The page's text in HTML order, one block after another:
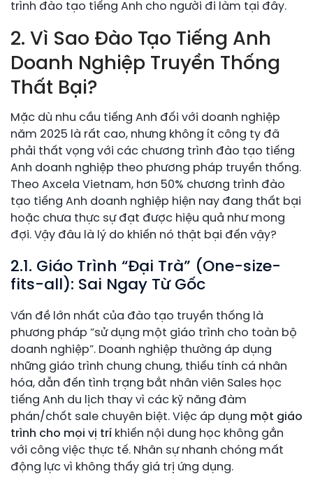
trình đào tạo tiếng Anh cho người đi làm tại đây.
2. Vì Sao Đào Tạo Tiếng Anh
Doanh Nghiệp Truyền Thống
Thất Bại?
Mặc dù nhu cầu tiếng Anh đối với doanh nghiệp
năm 2025 là rất cao, nhưng không ít công ty đã
phải thất vọng với các chương trình đào tạo tiếng
Anh doanh nghiệp theo phương pháp truyền thống.
Theo Axcela Vietnam, hơn 50% chương trình đào
tạo tiếng Anh doanh nghiệp hiện nay đang thất bại
hoặc chưa thực sự đạt được hiệu quả như mong
đợi. Vậy đâu là lý do khiến nó thật bại đến vậy?
2.1. Giáo Trình “Đại Trà” (One-size-
fits-all): Sai Ngay Từ Gốc
Vấn đề lớn nhất của đào tạo truyền thống là
phương pháp ”sử dụng một giáo trình cho toàn bộ
doanh nghiệp”. Doanh nghiệp thường áp dụng
những giáo trình chung chung, thiếu tính cá nhân
hóa, dẫn đến tình trạng bắt nhân viên Sales học
tiếng Anh du lịch thay vì các kỹ năng đàm
phán/chốt sale chuyên biệt. Việc áp dụng một giáo
trình cho mọi vị trí khiến nội dung học không gắn
với công việc thực tế. Nhân sự nhanh chóng mất
động lực vì không thấy giá trị ứng dụng.